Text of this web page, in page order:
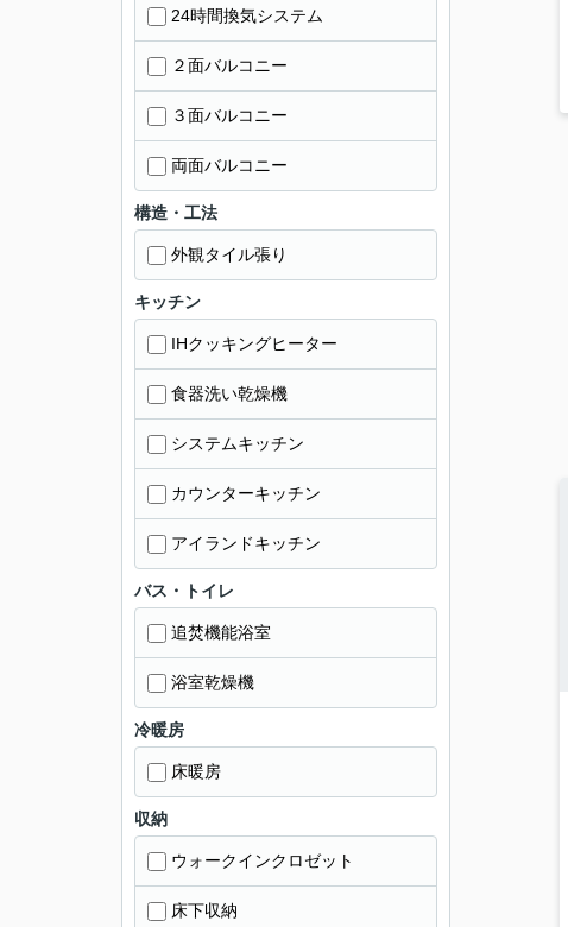
24時間換気システム
２面バルコニー
３面バルコニー
両面バルコニー
構造・工法
外観タイル張り
キッチン
IHクッキングヒーター
食器洗い乾燥機
システムキッチン
カウンターキッチン
アイランドキッチン
バス・トイレ
追焚機能浴室
浴室乾燥機
冷暖房
床暖房
収納
ウォークインクロゼット
床下収納